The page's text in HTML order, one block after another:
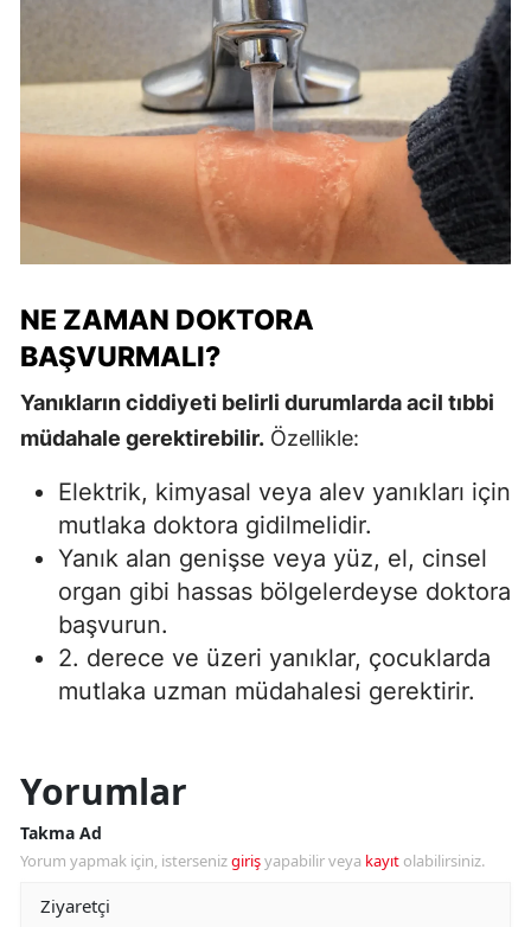
NE ZAMAN DOKTORA
BAŞVURMALI?
Yanıkların ciddiyeti belirli durumlarda acil tıbbi
müdahale gerektirebilir. Özellikle:
Elektrik, kimyasal veya alev yanıkları için
mutlaka doktora gidilmelidir.
Yanık alan genişse veya yüz, el, cinsel
organ gibi hassas bölgelerdeyse doktora
başvurun.
2. derece ve üzeri yanıklar, çocuklarda
mutlaka uzman müdahalesi gerektirir.
Yorumlar
Takma Ad
Yorum yapmak için, istersenizgirişyapabilir veya kayıt olabilirsiniz.